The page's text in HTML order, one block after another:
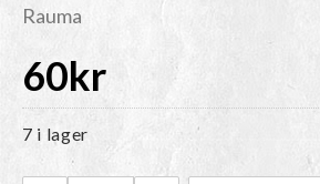
Rauma
60kr
7 i lager